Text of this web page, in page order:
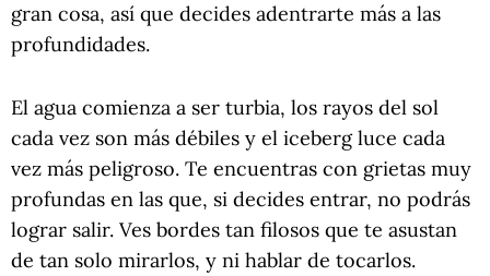
gran cosa, así que decides adentrarte más a las
profundidades.
El agua comienza a ser turbia, los rayos del sol
cada vez son más débiles y el iceberg luce cada
vez más peligroso. Te encuentras con grietas muy
profundas en las que, si decides entrar, no podrás
lograr salir. Ves bordes tan filosos que te asustan
de tan solo mirarlos, y ni hablar de tocarlos.